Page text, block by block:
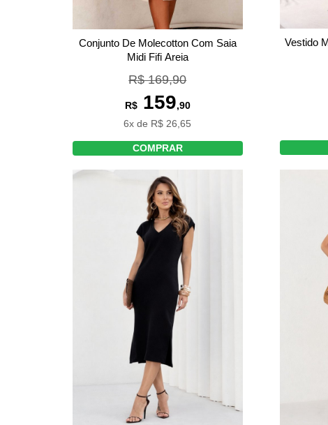
Conjunto De Molecotton Com Saia
Midi Fifi Areia
R$ 169,90
R$159,90
6x de R$ 26,65
COMPRAR
Vestido